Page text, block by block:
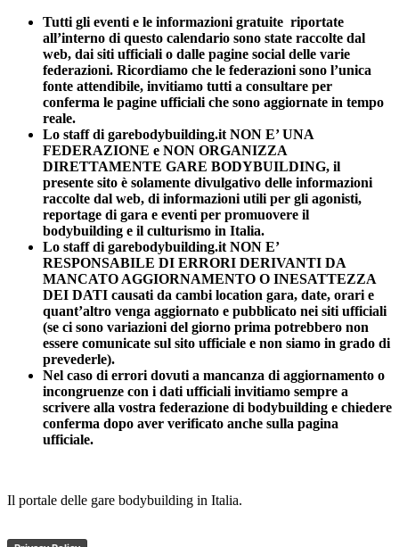
Tutti gli eventi e le informazioni gratuite riportate
all’interno di questo calendario sono state raccolte dal
web, dai siti ufficiali o dalle pagine social delle varie
federazioni. Ricordiamo che le federazioni sono l’unica
fonte attendibile, invitiamo tutti a consultare per
conferma le pagine ufficiali che sono aggiornate in tempo
reale.
Lo staff di garebodybuilding.it NON E’ UNA
FEDERAZIONE e NON ORGANIZZA
DIRETTAMENTE GARE BODYBUILDING, il
presente sito è solamente divulgativo delle informazioni
raccolte dal web, di informazioni utili per gli agonisti,
reportage di gara e eventi per promuovere il
bodybuilding e il culturismo in Italia.
Lo staff di garebodybuilding.it NON E’
RESPONSABILE DI ERRORI DERIVANTI DA
MANCATO AGGIORNAMENTO O INESATTEZZA
DEI DATI causati da cambi location gara, date, orari e
quant’altro venga aggiornato e pubblicato nei siti ufficiali
(se ci sono variazioni del giorno prima potrebbero non
essere comunicate sul sito ufficiale e non siamo in grado di
prevederle).
Nel caso di errori dovuti a mancanza di aggiornamento o
incongruenze con i dati ufficiali invitiamo sempre a
scrivere alla vostra federazione di bodybuilding e chiedere
conferma dopo aver verificato anche sulla pagina
ufficiale.
Il portale delle gare bodybuilding in Italia.